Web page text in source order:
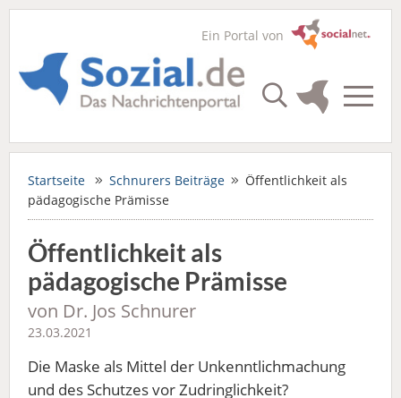
Ein Portal von
Startseite Schnurers Beiträge
Öffentlichkeit als
pädagogische Prämisse
Öffentlichkeit als
pädagogische Prämisse
von Dr. Jos Schnurer
23.03.2021
Die Maske als Mittel der Unkenntlichmachung
und des Schutzes vor Zudringlichkeit?